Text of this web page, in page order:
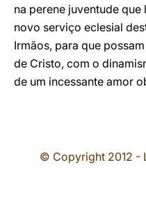
na perene juventude
novo serviço eclesial
Irmãos, para que
de Cristo, com o
de um incessante amor
© Copyright 2012 -